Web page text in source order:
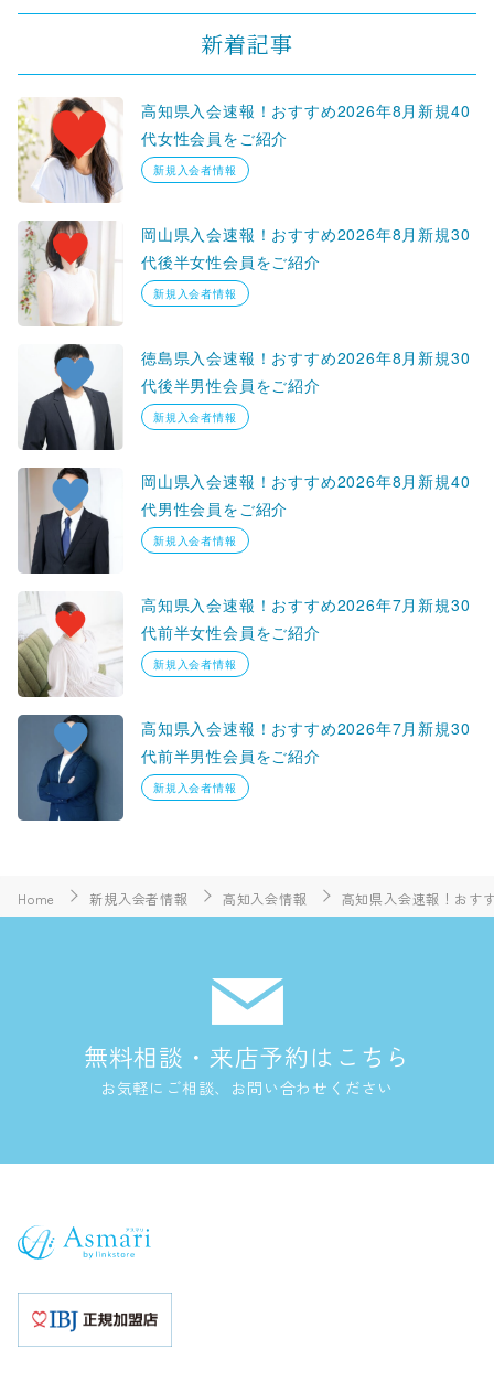
新着記事
高知県入会速報！おすすめ2026年8月新規40
代女性会員をご紹介
新規入会者情報
岡山県入会速報！おすすめ2026年8月新規30
代後半女性会員をご紹介
新規入会者情報
徳島県入会速報！おすすめ2026年8月新規30
代後半男性会員をご紹介
新規入会者情報
岡山県入会速報！おすすめ2026年8月新規40
代男性会員をご紹介
新規入会者情報
高知県入会速報！おすすめ2026年7月新規30
代前半女性会員をご紹介
新規入会者情報
高知県入会速報！おすすめ2026年7月新規30
代前半男性会員をご紹介
新規入会者情報
Home 新規入会者情報 高知入会情報 高知県入会速報！おす
無料相談・来店予約はこちら
お気軽にご相談、お問い合わせください